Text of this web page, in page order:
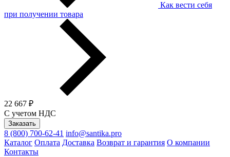
Как вести себя
при получении товара
22 667 ₽
С учетом НДС
Заказать
8 (800) 700-62-41 info@santika.pro
Каталог Оплата Доставка Возврат и гарантия О компании
Контакты